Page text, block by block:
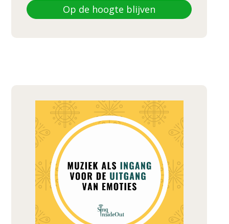
Op de hoogte blijven